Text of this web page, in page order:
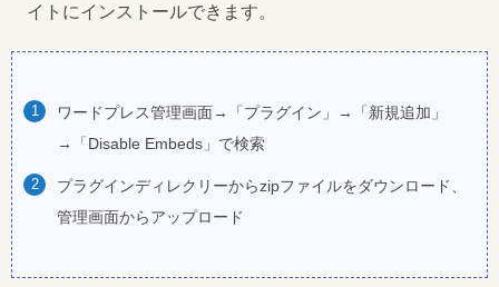
イトにインストールできます。
ワードプレス管理画面→「プラグイン」→「新規追加」
→「Disable Embeds」で検索
プラグインディレクリーからzipファイルをダウンロード、
管理画面からアップロード